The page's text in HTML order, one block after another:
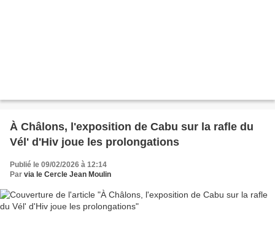
À Châlons, l'exposition de Cabu sur la rafle du
Vél' d'Hiv joue les prolongations
Publié le 09/02/2026 à 12:14
Par via le Cercle Jean Moulin